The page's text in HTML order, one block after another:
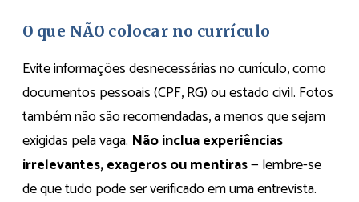
O que NÃO colocar no currículo
Evite informações desnecessárias no currículo, como
documentos pessoais (CPF, RG) ou estado civil. Fotos
também não são recomendadas, a menos que sejam
exigidas pela vaga. Não inclua experiências
irrelevantes, exageros ou mentiras— lembre-se
de que tudo pode ser verificado em uma entrevista.